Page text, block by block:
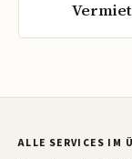
ALLE SERVICES IM